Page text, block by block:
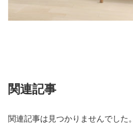
関連記事
関連記事は見つかりませんでした。